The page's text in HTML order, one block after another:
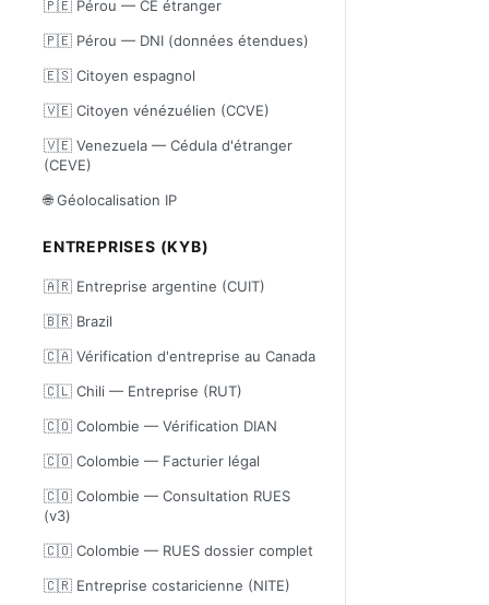
🇵🇪 Pérou — CE étranger
🇵🇪 Pérou — DNI (données étendues)
🇪🇸 Citoyen espagnol
🇻🇪 Citoyen vénézuélien (CCVE)
🇻🇪 Venezuela — Cédula d'étranger
(CEVE)
🌐 Géolocalisation IP
ENTREPRISES (KYB)
🇦🇷 Entreprise argentine (CUIT)
🇧🇷 Brazil
🇨🇦 Vérification d'entreprise au Canada
🇨🇱 Chili — Entreprise (RUT)
🇨🇴 Colombie — Vérification DIAN
🇨🇴 Colombie — Facturier légal
🇨🇴 Colombie — Consultation RUES
(v3)
🇨🇴 Colombie — RUES dossier complet
🇨🇷 Entreprise costaricienne (NITE)